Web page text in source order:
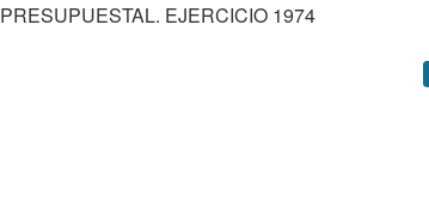
EJERCICIO 1974